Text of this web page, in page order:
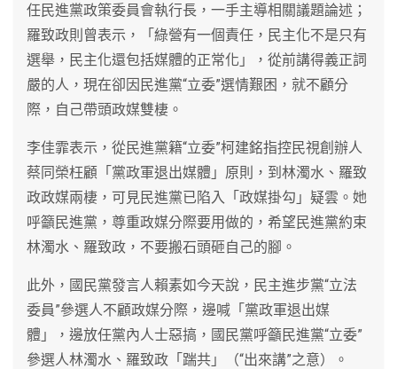
任民進黨政策委員會執行長，一手主導相關議題論述；
羅致政則曾表示，「綠營有一個責任，民主化不是只有
選舉，民主化還包括媒體的正常化」，從前講得義正詞
嚴的人，現在卻因民進黨“立委”選情艱困，就不顧分
際，自己帶頭政媒雙棲。
李佳霏表示，從民進黨籍“立委”柯建銘指控民視創辦人
蔡同榮枉顧「黨政軍退出媒體」原則，到林濁水、羅致
政政媒兩棲，可見民進黨已陷入「政媒掛勾」疑雲。她
呼籲民進黨，尊重政媒分際要用做的，希望民進黨約束
林濁水、羅致政，不要搬石頭砸自己的腳。
此外，國民黨發言人賴素如今天說，民主進步黨“立法
委員”參選人不顧政媒分際，邊喊「黨政軍退出媒
體」，邊放任黨內人士惡搞，國民黨呼籲民進黨“立委”
參選人林濁水、羅致政「踹共」（“出來講”之意）。